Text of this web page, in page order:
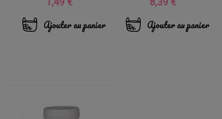
Ajouter au panier Ajouter au panier